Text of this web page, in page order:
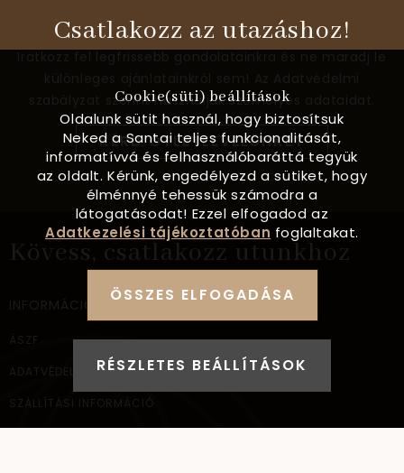
Csatlakozz az utazáshoz!
szabályzat szerint használjuk személyes adataidat.
KÉRD ÖTLETLEVELÜNKET
Kövess, csatlakozz utunkhoz
INFORMÁCIÓ
ÁSZF
ADATVÉDELEM
SZÁLLÍTÁSI INFORMÁCIÓ
Cookie(süti) beállítások
Oldalunk sütit használ, hogy biztosítsuk
Neked a Santai teljes funkcionalitását,
informatívvá és felhasználóbaráttá tegyük
az oldalt. Kérünk, engedélyezd a sütiket, hogy
élménnyé tehessük számodra a
látogatásodat! Ezzel elfogadod az
Adatkezelési tájékoztatóban foglaltakat.
ÖSSZES ELFOGADÁSA
RÉSZLETES BEÁLLÍTÁSOK